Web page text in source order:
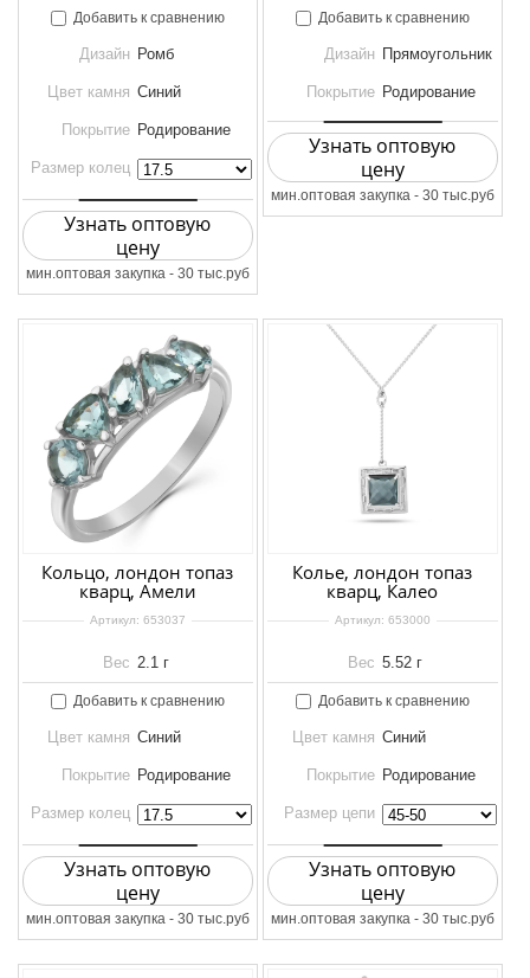
Добавить к сравнению
Дизайн Ромб
Цвет камня Синий
Покрытие Родирование
Размер колец
Узнать оптовую
цену
мин.оптовая закупка - 30 тыс.руб
Добавить к сравнению
Дизайн Прямоугольник
Покрытие Родирование
Узнать оптовую
цену
мин.оптовая закупка - 30 тыс.руб
Кольцо, лондон топаз
кварц, Амели
Артикул: 653037
Вес 2.1 г
Добавить к сравнению
Цвет камня Синий
Покрытие Родирование
Размер колец
Узнать оптовую
цену
мин.оптовая закупка - 30 тыс.руб
Колье, лондон топаз
кварц, Калео
Артикул: 653000
Вес 5.52 г
Добавить к сравнению
Цвет камня Синий
Покрытие Родирование
Размер цепи
Узнать оптовую
цену
мин.оптовая закупка - 30 тыс.руб